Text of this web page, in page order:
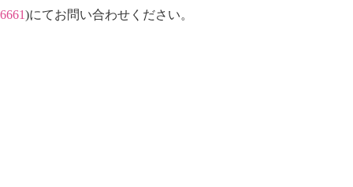
6661)にてお問い合わせください。